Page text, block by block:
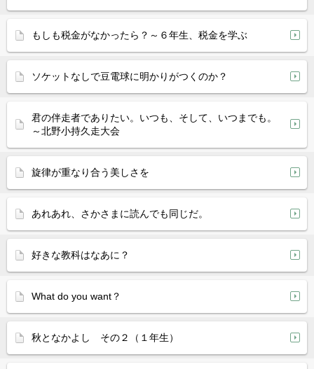
もしも税金がなかったら？～６年生、税金を学ぶ
ソケットなしで豆電球に明かりがつくのか？
君の伴走者でありたい。いつも、そして、いつまでも。
～北野小持久走大会
旋律が重なり合う美しさを
あれあれ、さかさまに読んでも同じだ。
好きな教科はなあに？
What do you want？
秋となかよし その２（１年生）